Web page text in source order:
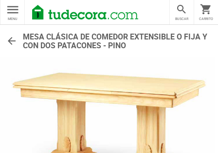
MENU CARRITO
BUSCAR
MESA CLÁSICA DE COMEDOR EXTENSIBLE O FIJA Y
CON DOS PATACONES - PINO